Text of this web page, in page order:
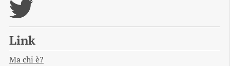
Link
Ma chi è?